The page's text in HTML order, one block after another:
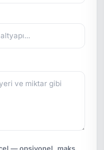
— opsiyonel, maks.